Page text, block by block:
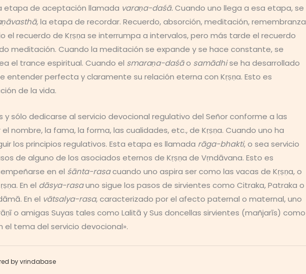
etapa de aceptación llamada varaṇa-daśā.Cuando uno llega a esa etapa, se
la etapa de recordar. Recuerdo, absorción, meditación, remembranza
el recuerdo de Kṛṣṇa se interrumpa a intervalos, pero más tarde el recuerdo
meditación. Cuando la meditación se expande y se hace constante, se
el trance espiritual. Cuando el smaraṇa-daśāo samādhise ha desarrollado
perfecta y claramente su relación eterna con Kṛṣṇa. Esto es
de la vida.
dedicarse al servicio devocional regulativo del Señor conforme a las
la fama, la forma, las cualidades, etc., de Kṛṣṇa. Cuando uno ha
los principios regulativos. Esta etapa es llamada rāga-bhakti, o sea servicio
de alguno de los asociados eternos de Kṛṣṇa de Vṛndāvana. Esto es
en el śānta-rasacuando uno aspira ser como las vacas de Kṛṣṇa, o
En el dāsya-rasauno sigue los pasos de sirvientes como Citraka, Patraka o
En el vātsalya-rasa, caracterizado por el afecto paternal o maternal, uno
o amigas Suyas tales como Lalitā y Sus doncellas sirvientes (mañjarīs) como
el tema del servicio devocional».
by vrindabase